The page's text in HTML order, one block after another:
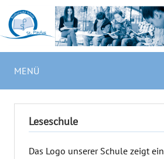
MENÜ
Leseschule
Das Logo unserer Schule zeigt ein